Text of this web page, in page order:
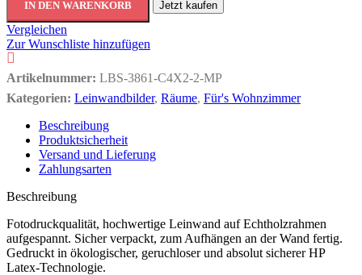
IN DEN WARENKORB Jetzt kaufen
Vergleichen
Zur Wunschliste hinzufügen
Artikelnummer: LBS-3861-C4X2-2-MP
Kategorien: Leinwandbilder, Räume, Für's Wohnzimmer
Beschreibung
Produktsicherheit
Versand und Lieferung
Zahlungsarten
Beschreibung
Fotodruckqualität, hochwertige Leinwand auf Echtholzrahmen
aufgespannt. Sicher verpackt, zum Aufhängen an der Wand fertig.
Gedruckt in ökologischer, geruchloser und absolut sicherer HP
Latex-Technologie.